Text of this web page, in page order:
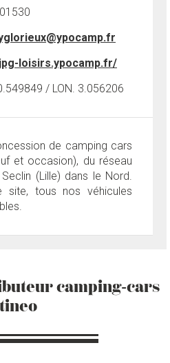
loisirs.ypocamp.fr/
/ LON. 3.056206
de camping cars
et occasion), du réseau
(Lille) dans le Nord.
site, tous nos véhicules
camping-cars